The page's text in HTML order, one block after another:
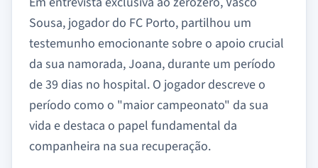
Sousa, jogador do FC Porto, partilhou um
testemunho emocionante sobre o apoio crucial
da sua namorada, Joana, durante um período
de 39 dias no hospital. O jogador descreve o
período como o "maior campeonato" da sua
vida e destaca o papel fundamental da
companheira na sua recuperação.